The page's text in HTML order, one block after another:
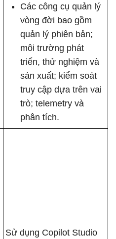
Các công cụ quản lý
vòng đời bao gồm
quản lý phiên bản;
môi trường phát
triển, thử nghiệm và
sản xuất; kiểm soát
truy cập dựa trên vai
trò; telemetry và
phân tích.
Sử dụng Copilot Studio